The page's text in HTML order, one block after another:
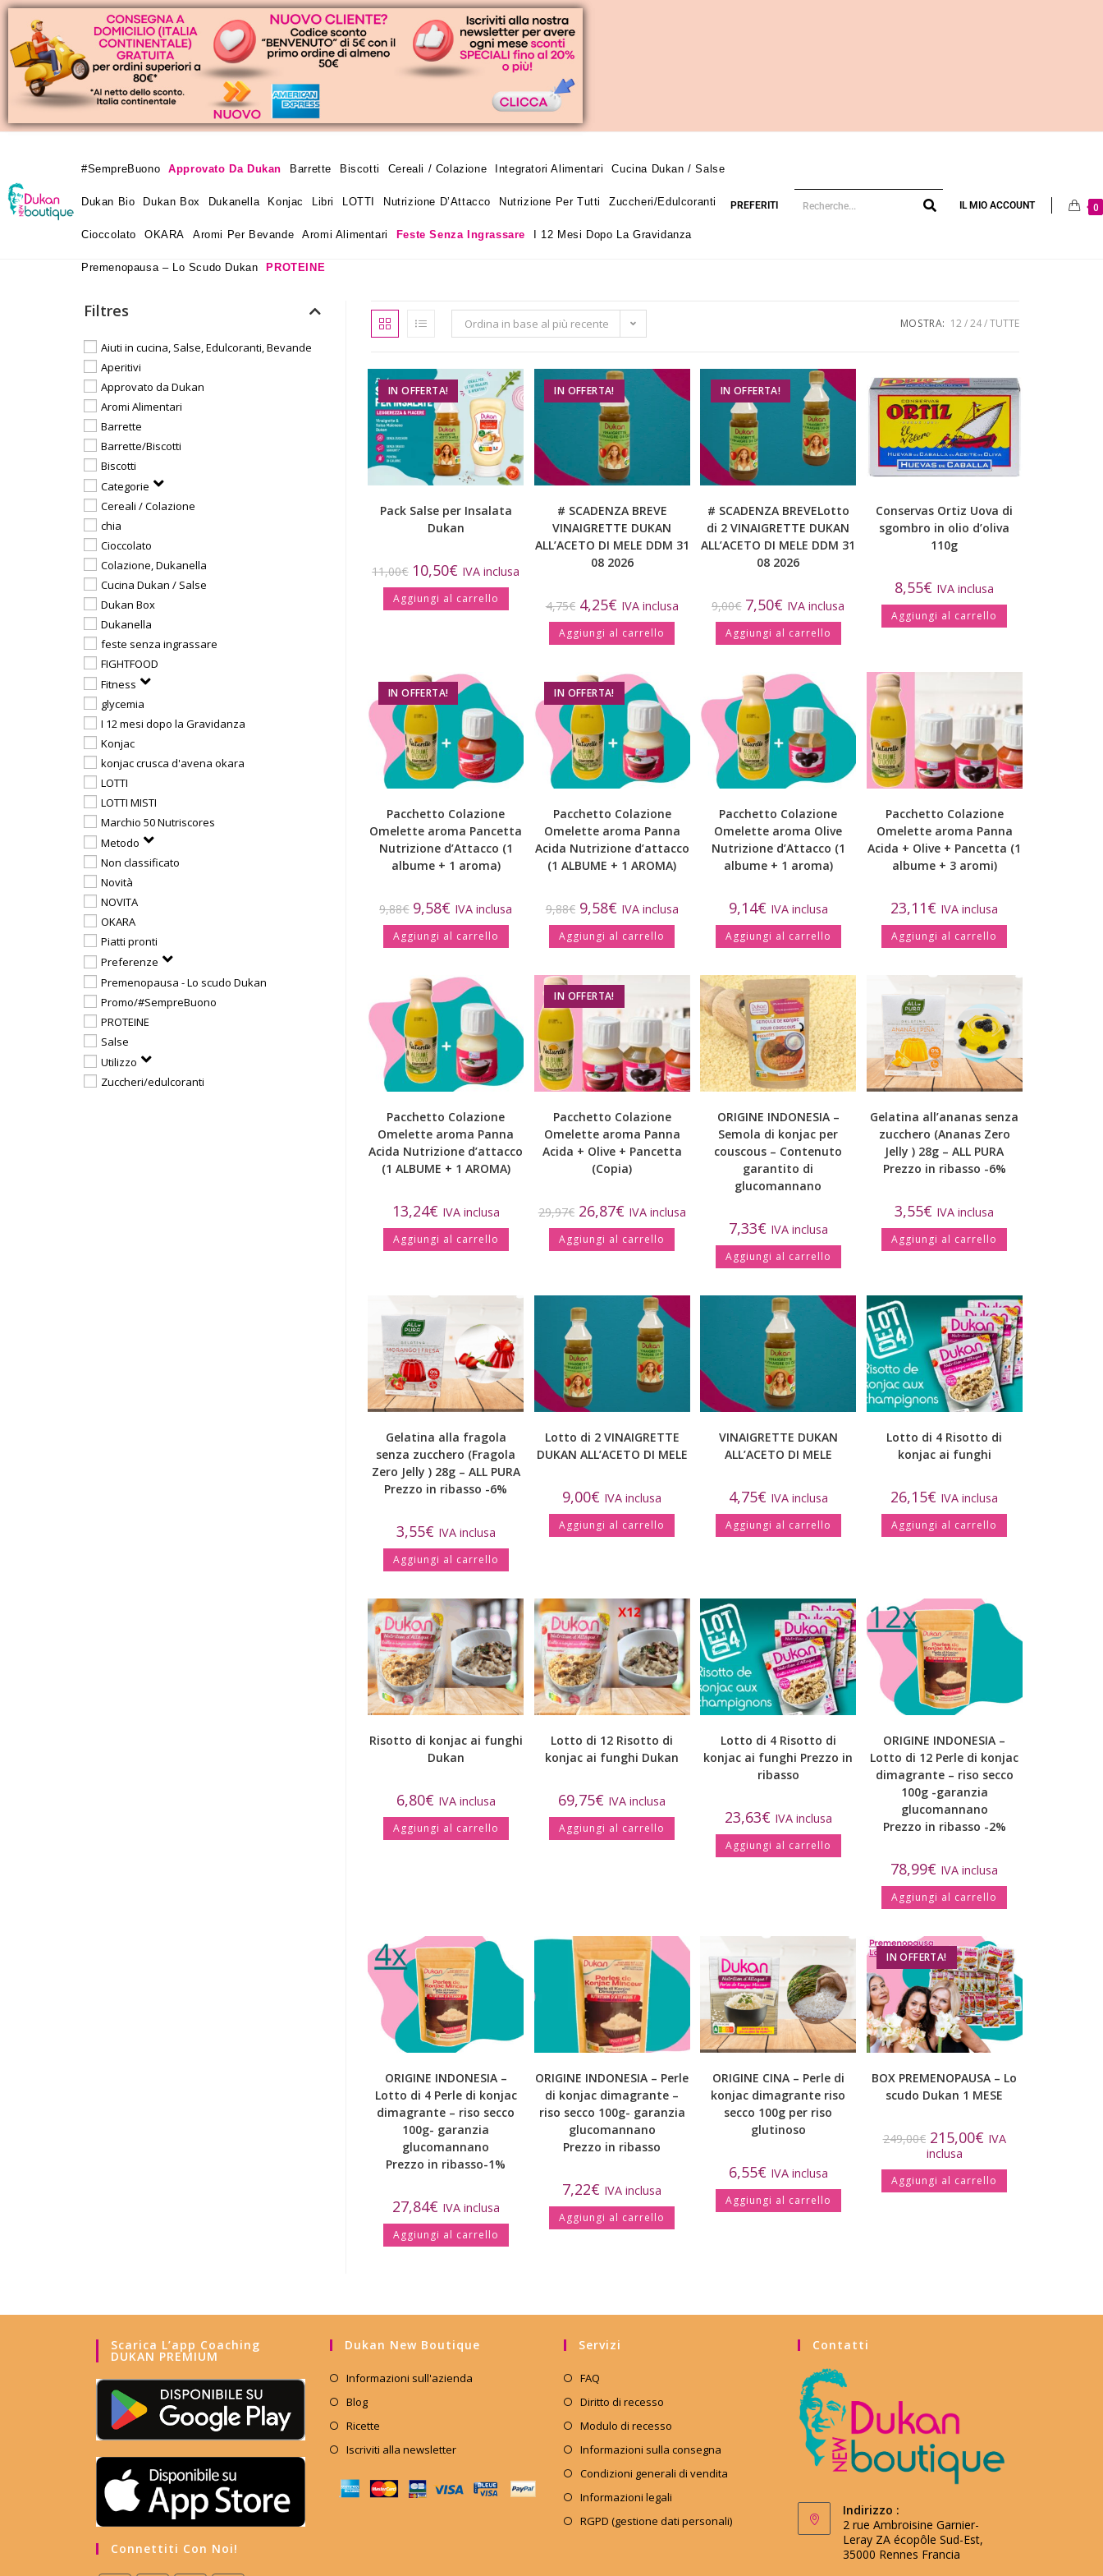
PREFERITI IL MIO ACCOUNT 0
#SempreBuono Approvato Da Dukan Barrette Biscotti Cereali / Colazione Integratori Alimentari Cucina Dukan / Salse
Dukan Bio Dukan Box Dukanella Konjac Libri LOTTI Nutrizione D’Attacco Nutrizione Per Tutti Zuccheri/edulcoranti
Cioccolato OKARA Aromi Per Bevande Aromi Alimentari Feste Senza Ingrassare I 12 Mesi Dopo La Gravidanza
Premenopausa – Lo Scudo Dukan PROTEINE
Filtres
Aiuti in cucina, Salse, Edulcoranti, Bevande
Aperitivi
Approvato da Dukan
Aromi Alimentari
Barrette
Barrette/Biscotti
Biscotti
Categorie
Cereali / Colazione
chia
Cioccolato
Colazione, Dukanella
Cucina Dukan / Salse
Dukan Box
Dukanella
feste senza ingrassare
FIGHTFOOD
Fitness
glycemia
I 12 mesi dopo la Gravidanza
Konjac
konjac crusca d'avena okara
LOTTI
LOTTI MISTI
Marchio 50 Nutriscores
Metodo
Non classificato
Novità
NOVITA
OKARA
Piatti pronti
Preferenze
Premenopausa - Lo scudo Dukan
Promo/#SempreBuono
PROTEINE
Salse
Utilizzo
Zuccheri/edulcoranti
Ordina in base al più recente MOSTRA: 12 24 TUTTE
IN OFFERTA!
Pack Salse per Insalata
Dukan
11,00€ 10,50€ IVA inclusa
Aggiungi al carrello
IN OFFERTA!
# SCADENZA BREVE
VINAIGRETTE DUKAN
ALL’ACETO DI MELE DDM 31
08 2026
4,75€ 4,25€ IVA inclusa
Aggiungi al carrello
IN OFFERTA!
# SCADENZA BREVELotto
di 2 VINAIGRETTE DUKAN
ALL’ACETO DI MELE DDM 31
08 2026
9,00€ 7,50€ IVA inclusa
Aggiungi al carrello
Conservas Ortiz Uova di
sgombro in olio d’oliva
110g
8,55€ IVA inclusa
Aggiungi al carrello
IN OFFERTA!
Pacchetto Colazione
Omelette aroma Pancetta
Nutrizione d’Attacco (1
albume + 1 aroma)
9,88€ 9,58€ IVA inclusa
Aggiungi al carrello
IN OFFERTA!
Pacchetto Colazione
Omelette aroma Panna
Acida Nutrizione d’attacco
(1 ALBUME + 1 AROMA)
9,88€ 9,58€ IVA inclusa
Aggiungi al carrello
Pacchetto Colazione
Omelette aroma Olive
Nutrizione d’Attacco (1
albume + 1 aroma)
9,14€ IVA inclusa
Aggiungi al carrello
Pacchetto Colazione
Omelette aroma Panna
Acida + Olive + Pancetta (1
albume + 3 aromi)
23,11€ IVA inclusa
Aggiungi al carrello
Pacchetto Colazione
Omelette aroma Panna
Acida Nutrizione d’attacco
(1 ALBUME + 1 AROMA)
13,24€ IVA inclusa
Aggiungi al carrello
IN OFFERTA!
Pacchetto Colazione
Omelette aroma Panna
Acida + Olive + Pancetta
(Copia)
29,97€ 26,87€ IVA inclusa
Aggiungi al carrello
ORIGINE INDONESIA –
Semola di konjac per
couscous – Contenuto
garantito di
glucomannano
7,33€ IVA inclusa
Aggiungi al carrello
Gelatina all’ananas senza
zucchero (Ananas Zero
Jelly ) 28g – ALL PURA
Prezzo in ribasso -6%
3,55€ IVA inclusa
Aggiungi al carrello
Gelatina alla fragola
senza zucchero (Fragola
Zero Jelly ) 28g – ALL PURA
Prezzo in ribasso -6%
3,55€ IVA inclusa
Aggiungi al carrello
Lotto di 2 VINAIGRETTE
DUKAN ALL’ACETO DI MELE
9,00€ IVA inclusa
Aggiungi al carrello
VINAIGRETTE DUKAN
ALL’ACETO DI MELE
4,75€ IVA inclusa
Aggiungi al carrello
Lotto di 4 Risotto di
konjac ai funghi
26,15€ IVA inclusa
Aggiungi al carrello
Risotto di konjac ai funghi
Dukan
6,80€ IVA inclusa
Aggiungi al carrello
Lotto di 12 Risotto di
konjac ai funghi Dukan
69,75€ IVA inclusa
Aggiungi al carrello
Lotto di 4 Risotto di
konjac ai funghi Prezzo in
ribasso
23,63€ IVA inclusa
Aggiungi al carrello
ORIGINE INDONESIA –
Lotto di 12 Perle di konjac
dimagrante – riso secco
100g -garanzia
glucomannano
Prezzo in ribasso -2%
78,99€ IVA inclusa
Aggiungi al carrello
ORIGINE INDONESIA –
Lotto di 4 Perle di konjac
dimagrante – riso secco
100g- garanzia
glucomannano
Prezzo in ribasso-1%
27,84€ IVA inclusa
Aggiungi al carrello
ORIGINE INDONESIA – Perle
di konjac dimagrante –
riso secco 100g- garanzia
glucomannano
Prezzo in ribasso
7,22€ IVA inclusa
Aggiungi al carrello
ORIGINE CINA – Perle di
konjac dimagrante riso
secco 100g per riso
glutinoso
6,55€ IVA inclusa
Aggiungi al carrello
IN OFFERTA!
BOX PREMENOPAUSA – Lo
scudo Dukan 1 MESE
249,00€ 215,00€ IVA
inclusa
Aggiungi al carrello
Scarica L’app Coaching
DUKAN PREMIUM
Connettiti Con Noi!
Dukan New Boutique
Informazioni sull'azienda
Blog
Ricette
Iscriviti alla newsletter
Servizi
FAQ
Diritto di recesso
Modulo di recesso
Informazioni sulla consegna
Condizioni generali di vendita
Informazioni legali
RGPD (gestione dati personali)
Contatti
Indirizzo :
2 rue Ambroisine Garnier-
Leray ZA écopôle Sud-Est,
35000 Rennes Francia